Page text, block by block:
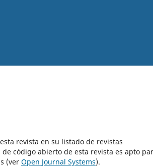
revista en su listado de revistas
código abierto de esta revista es apto
(ver Open Journal Systems).